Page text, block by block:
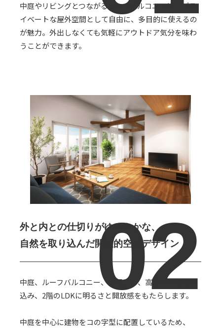
中庭やリビングとつながるルーフバルコニーは、プラ
イベートな屋外空間として自由に、多目的に使えるの
が魅力。外出しなくても気軽にアウトドア気分を味わ
うことができます。
外と内との仕切りがゆるやかな、
自然を取り込んだ開放的空間デザイン
中庭、ルーフバルコニー、勾配天井、高窓が光を取り
込み、2階のLDKに明るさと開放感をもたらします。
中庭を中心に建物をコの字型に配置しているため、